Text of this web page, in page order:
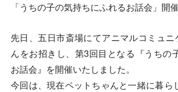
「うちの子の気持ちにふれるお話会」開
先日、五日市斎場にてアニマルコミュニ
んをお招きし、第3回目となる『うちの
お話会』を開催いたしました。
今回は、現在ペットちゃんと一緒に暮ら